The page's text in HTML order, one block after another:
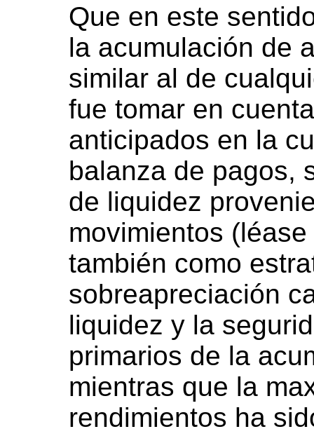
Que en este
la acumulación de
similar al de
fue tomar en
anticipados en la
balanza de pagos,
de liquidez
movimientos
también como
sobreapreciación
liquidez y la
primarios de la
mientras que la
rendimientos ha